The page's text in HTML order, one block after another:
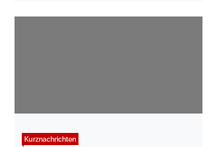
Kurznachrichten